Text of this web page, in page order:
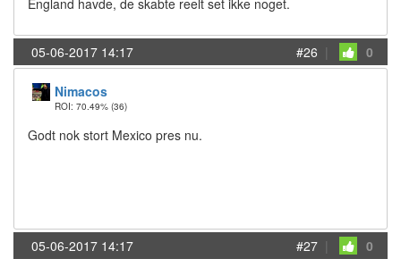
05-06-2017 14:17 #26 | 0
Nimacos
ROI: 70.49% (36)
Godt nok stort Mexico pres nu.
05-06-2017 14:17 #27 | 0